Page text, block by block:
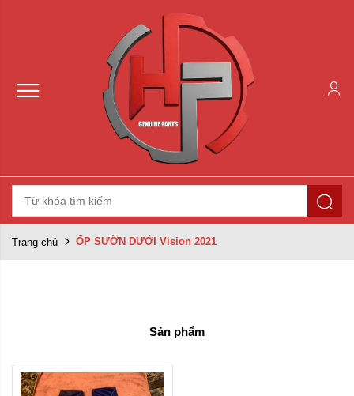
Trang chủ ỐP SƯỜN DƯỚI Vision 2021
Sản phẩm
Trái phải: